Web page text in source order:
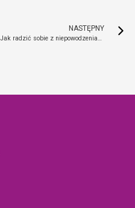
NASTĘPNY
Jak radzić sobie z niepowodzeniami i przegnać przygnębienie?